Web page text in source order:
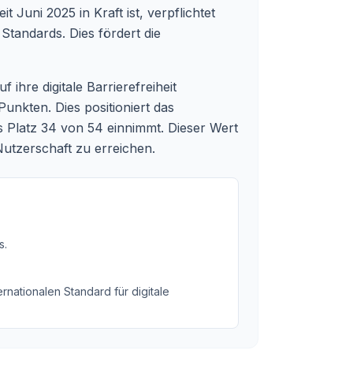
Juni 2025 in Kraft ist, verpflichtet
Dies fördert die
ihre digitale Barrierefreiheit
Dies positioniert das
34 von 54 einnimmt. Dieser Wert
zu erreichen.
.
Standard für digitale